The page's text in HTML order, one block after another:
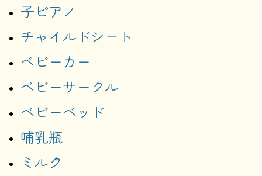
子ピアノ
チャイルドシート
ベビーカー
ベビーサークル
ベビーベッド
哺乳瓶
ミルク